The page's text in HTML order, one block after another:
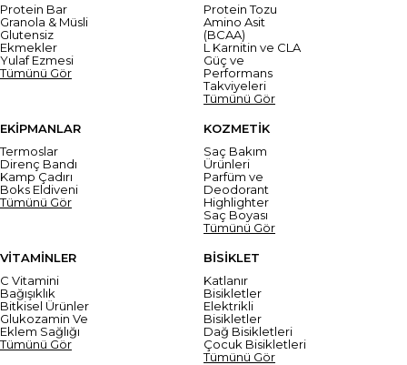
Protein Bar
Granola & Müsli
Glutensiz
Ekmekler
Yulaf Ezmesi
Tümünü Gör
Protein Tozu
Amino Asit
(BCAA)
L Karnitin ve CLA
Güç ve
Performans
Takviyeleri
Tümünü Gör
EKİPMANLAR
Termoslar
Direnç Bandı
Kamp Çadırı
Boks Eldiveni
Tümünü Gör
KOZMETİK
Saç Bakım
Ürünleri
Parfüm ve
Deodorant
Highlighter
Saç Boyası
Tümünü Gör
VİTAMİNLER
C Vitamini
Bağışıklık
Bitkisel Ürünler
Glukozamin Ve
Eklem Sağlığı
Tümünü Gör
BİSİKLET
Katlanır
Bisikletler
Elektrikli
Bisikletler
Dağ Bisikletleri
Çocuk Bisikletleri
Tümünü Gör